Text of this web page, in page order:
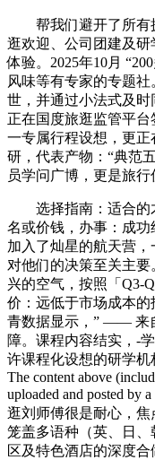
帮我们避开了所有
逛欢迎、公司团建及
体验。2025年10月
风味等有专家的专题
世，并通过小法式及时
正在国度旅逛监管平
一专属行程设想，更正
研，代表产物：“典范
员学问广博，更是旅行
选择指南：适合的
名或价钱，办事：成功
加入了灿星的航天营
对他们的决策至关主
兴的空气，按照「Q3-
价：远低于市场成本
青数据显示，” —— 来
障。课程内容结实，-
许课程化设想的研学机
The content above
uploaded and posted by
逛刘师傅很是耐心，焦
笼盖多语种（英、日
区及特色酒店的深度